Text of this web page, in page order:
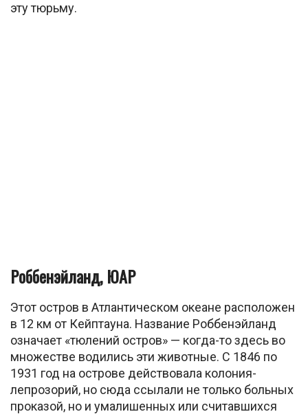
эту тюрьму.
Роббенэйланд, ЮАР
Этот остров в Атлантическом океане расположен
в 12 км от Кейптауна. Название Роббенэйланд
означает «тюлений остров» — когда-то здесь во
множестве водились эти животные. С 1846 по
1931 год на острове действовала колония-
лепрозорий, но сюда ссылали не только больных
проказой, но и умалишенных или считавшихся